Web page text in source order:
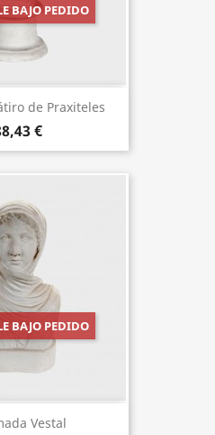
de Praxiteles
€
BAJO PEDIDO
Vestal
BAJO PEDIDO